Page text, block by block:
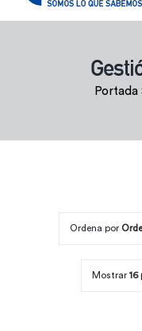
Comprar ahora
Portada
Ordena por
Mostrar 16